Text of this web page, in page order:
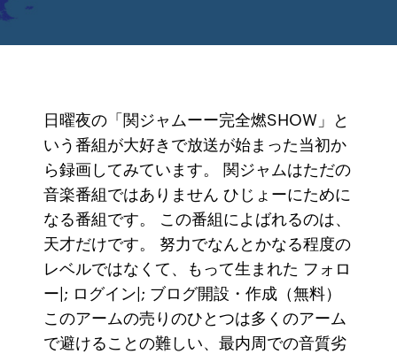
日曜夜の「関ジャムーー完全燃SHOW」と
いう番組が大好きで放送が始まった当初か
ら録画してみています。 関ジャムはただの
音楽番組ではありません ひじょーにために
なる番組です。 この番組によばれるのは、
天才だけです。 努力でなんとかなる程度の
レベルではなくて、もって生まれた フォロ
ー|; ログイン|; ブログ開設・作成（無料）
このアームの売りのひとつは多くのアーム
で避けることの難しい、最内周での音質劣